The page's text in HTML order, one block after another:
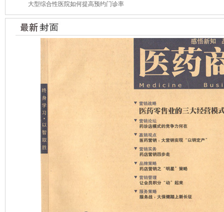
大型综合性医院如何提高预约门诊率